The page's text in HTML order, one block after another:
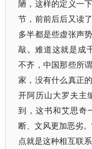
陋，这样的定义一
节，前前后后又读
多半都是些虚张声
敲。难道这就是成
不齐，中国那些所
家，没有什么真正
开阿历山大罗夫主
到，这书和艾思奇
断、文风更加恶劣
点就是这种相互联